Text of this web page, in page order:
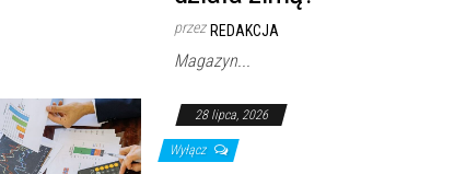
przez REDAKCJA
Magazyn...
28 lipca, 2026
Wyłącz